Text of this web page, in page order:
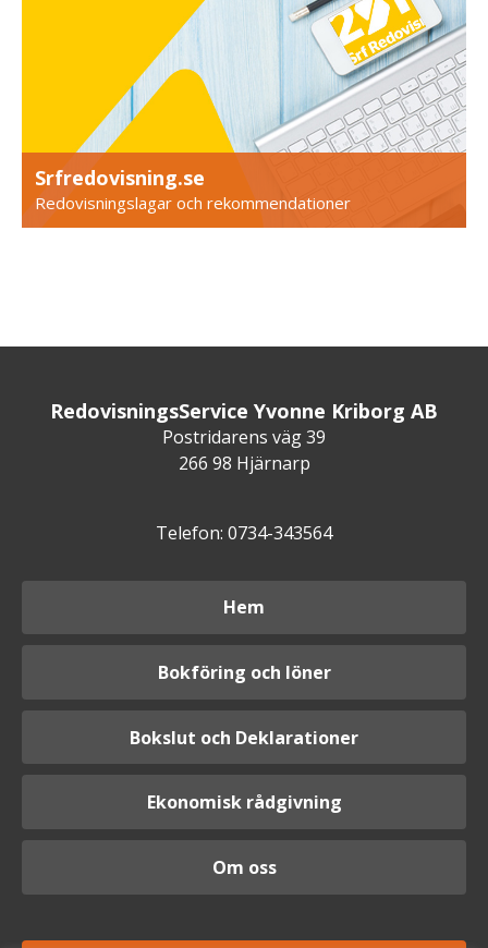
Srfredovisning.se
Redovisningslagar och rekommendationer
RedovisningsService Yvonne Kriborg AB
Postridarens väg 39
266 98 Hjärnarp
Telefon: 0734-343564
Hem
Bokföring och löner
Bokslut och Deklarationer
Ekonomisk rådgivning
Om oss